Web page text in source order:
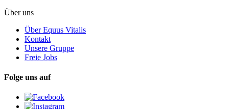
Über uns
Über Equus Vitalis
Kontakt
Unsere Gruppe
Freie Jobs
Folge uns auf